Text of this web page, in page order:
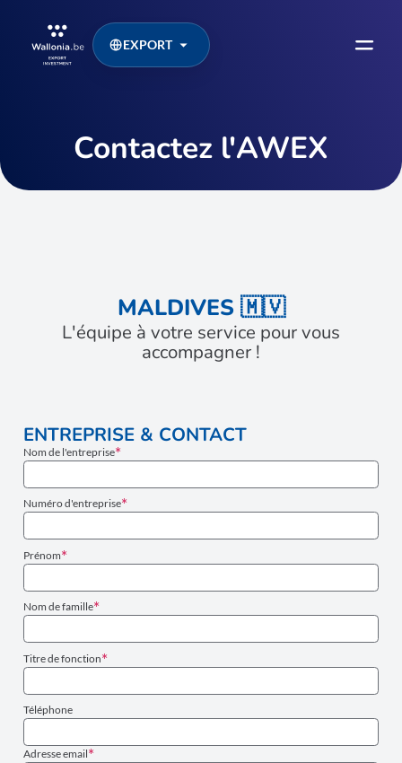
EXPORT
Contactez l'AWEX
MALDIVES 🇲🇻
L'équipe à votre service pour vous
accompagner !
ENTREPRISE & CONTACT
Nom de l'entreprise
Numéro d'entreprise
Prénom
Nom de famille
Titre de fonction
Téléphone
Adresse email